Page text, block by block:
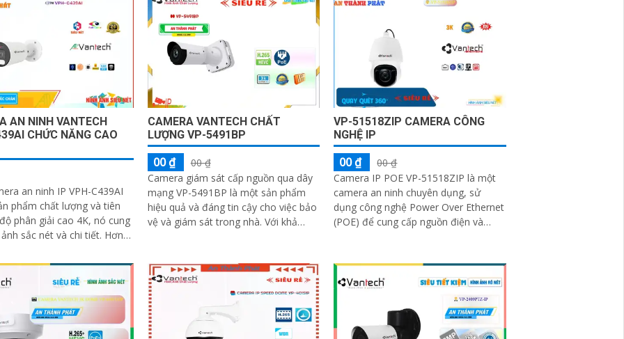
AN NINH VANTECH
CHỨC NĂNG CAO
an ninh IP VPH-C439AI
phẩm chất lượng và tiên
sắc nét và chi tiết. Hơn
CAMERA VANTECH CHẤT
LƯỢNG VP-5491BP
00 ₫
00 ₫
Camera giám sát cấp nguồn qua dây
mạng VP-5491BP là một sản phẩm
hiệu quả và đáng tin cậy cho việc bảo
vệ và giám sát trong nhà. Với khả
VP-51518ZIP CAMERA CÔNG
NGHỆ IP
00 ₫
00 ₫
Camera IP POE VP-51518ZIP là một
camera an ninh chuyên dụng, sử
dụng công nghệ Power Over Ethernet
(POE) để cung cấp nguồn điện và